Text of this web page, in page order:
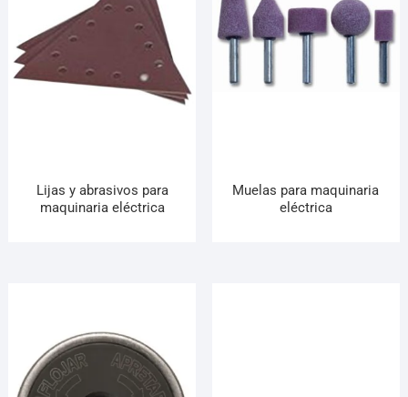
Lijas y abrasivos para
maquinaria eléctrica
Muelas para maquinaria
eléctrica